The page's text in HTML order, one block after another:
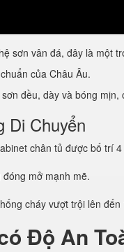
sơn vân đá, đây là một
của Châu Âu.
đều, dày và bóng
Di Chuyển
chân tủ được bố trí
mở mạnh mẽ.
cháy vượt trội lên
Độ An